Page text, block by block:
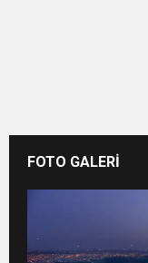
FOTO GALERİ